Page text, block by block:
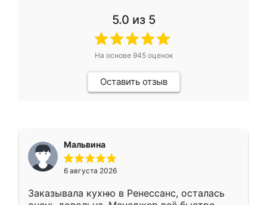
5.0 из 5
На основе 945оценок
Оставить отзыв
Мальвина
6 августа 2026
Заказывала кухню в Ренессанс, осталась